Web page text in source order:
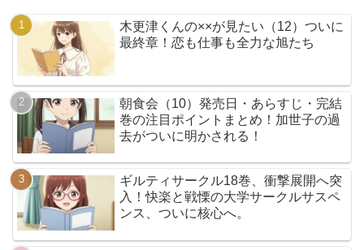
木更津くんの××が見たい（12）ついに
最終章！恋も仕事も全力な旭たち
朝食会（10）発売日・あらすじ・完結
巻の注目ポイントまとめ！加世子の過
去がついに明かされる！
ギルティサークル18巻、衝撃展開へ突
入！快楽と戦慄の大学サークルサスペ
ンス、ついに核心へ。